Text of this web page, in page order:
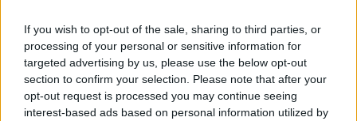
If you wish to opt-out of the sale, sharing to third parties, or
processing of your personal or sensitive information for
targeted advertising by us, please use the below opt-out
section to confirm your selection. Please note that after your
opt-out request is processed you may continue seeing
interest-based ads based on personal information utilized by
LEGFRISSEBB